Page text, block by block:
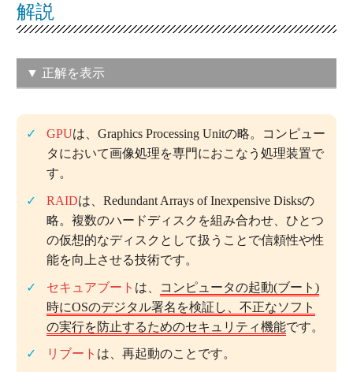
解説
▼ 正解を表示
この問題の正解率：44.4％（普通）
GPUは、Graphics Processing Unitの略。コンピュー
タにおいて画像処理を専門におこなう処理装置で
す。
RAIDは、Redundant Arrays of Inexpensive Disksの
略。複数のハードディスクを組み合わせ、ひとつ
の仮想的なディスクとして扱うことで信頼性や性
能を向上させる技術です。
セキュアブート は、
コンピュータの起動(ブート)
時にOSのデジタル署名を検証し、不正なソフト
の実行を防止するためのセキュリティ機能です。
リブート は、再起動のことです。